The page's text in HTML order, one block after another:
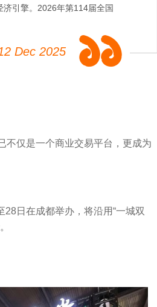
引擎。2026年第114届全国
Dec 2025
不仅是一个商业交易平台，更成为
日在成都举办，将沿用“一城双